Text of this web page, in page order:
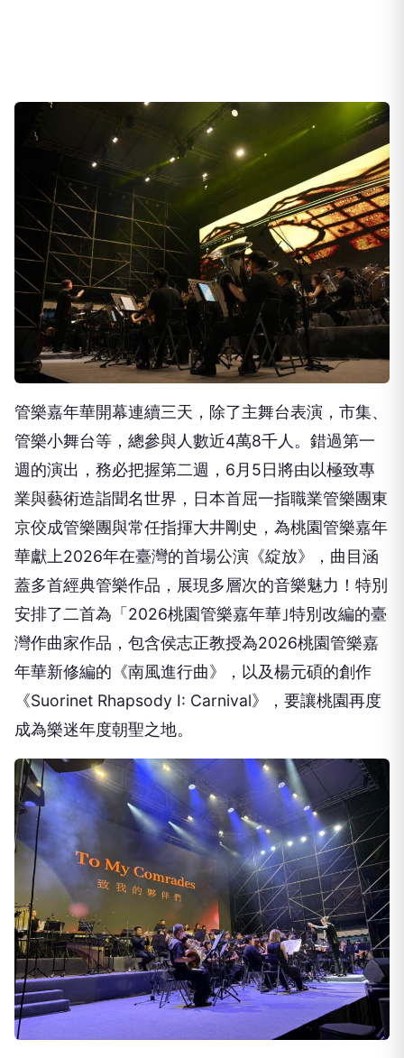
管樂嘉年華開幕連續三天，除了主舞台表演，市集、
管樂小舞台等，總參與人數近4萬8千人。錯過第一
週的演出，務必把握第二週，6月5日將由以極致專
業與藝術造詣聞名世界，日本首屈一指職業管樂團東
京佼成管樂團與常任指揮大井剛史，為桃園管樂嘉年
華獻上2026年在臺灣的首場公演《綻放》，曲目涵
蓋多首經典管樂作品，展現多層次的音樂魅力！特別
安排了二首為「2026桃園管樂嘉年華｣特別改編的臺
灣作曲家作品，包含侯志正教授為2026桃園管樂嘉
年華新修編的《南風進行曲》，以及楊元碩的創作
《Suorinet Rhapsody I: Carnival》，要讓桃園再度
成為樂迷年度朝聖之地。